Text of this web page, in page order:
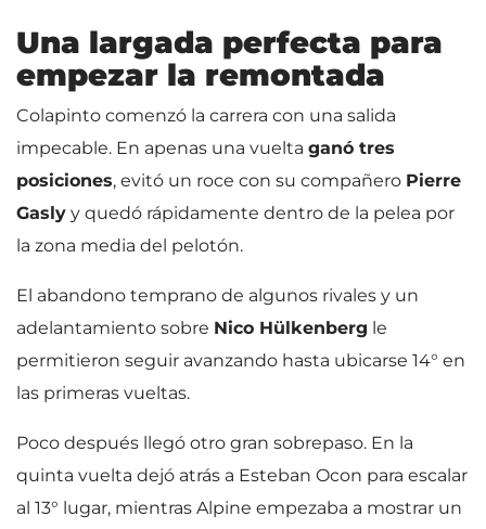
Una largada perfecta para
empezar la remontada
Colapinto comenzó la carrera con una salida
impecable. En apenas una vuelta ganó tres
posiciones, evitó un roce con su compañero Pierre
Gasly y quedó rápidamente dentro de la pelea por
la zona media del pelotón.
El abandono temprano de algunos rivales y un
adelantamiento sobre Nico Hülkenberg le
permitieron seguir avanzando hasta ubicarse 14° en
las primeras vueltas.
Poco después llegó otro gran sobrepaso. En la
quinta vuelta dejó atrás a Esteban Ocon para escalar
al 13° lugar, mientras Alpine empezaba a mostrar un